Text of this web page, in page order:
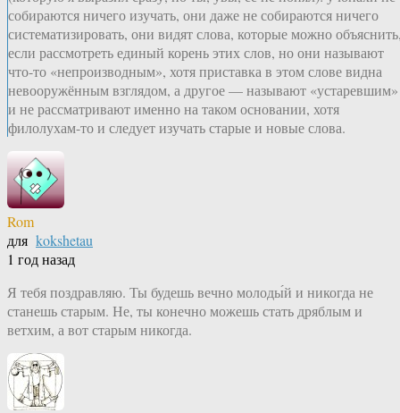
собираются ничего изучать, они даже не собираются ничего
систематизировать, они видят слова, которые можно
если рассмотреть единый корень этих слов, но они называют
что-то «непроизводным», хотя приставка в этом слове видна
невооружённым взглядом, а другое — называют «устаревшим»
и не рассматривают именно на таком основании, хотя
филолухам-то и следует изучать старые и новые слова.
Rom
для kokshetau
1 год назад
Я тебя поздравляю. Ты будешь вечно молоды́й и никогда не
станешь старым. Не, ты конечно можешь стать дряблым и
ветхим, а вот старым никогда.